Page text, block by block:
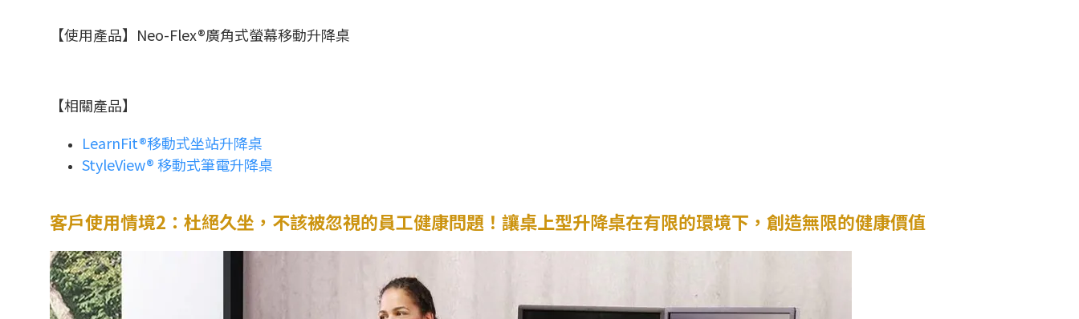
【使用產品】Neo-Flex®廣角式螢幕移動升降桌
【相關產品】
LearnFit®移動式坐站升降桌
StyleView® 移動式筆電升降桌
客戶使用情境2：杜絕久坐，不該被忽視的員工健康問題！讓桌上型升降桌在有限的環境下，創造無限的健康價值